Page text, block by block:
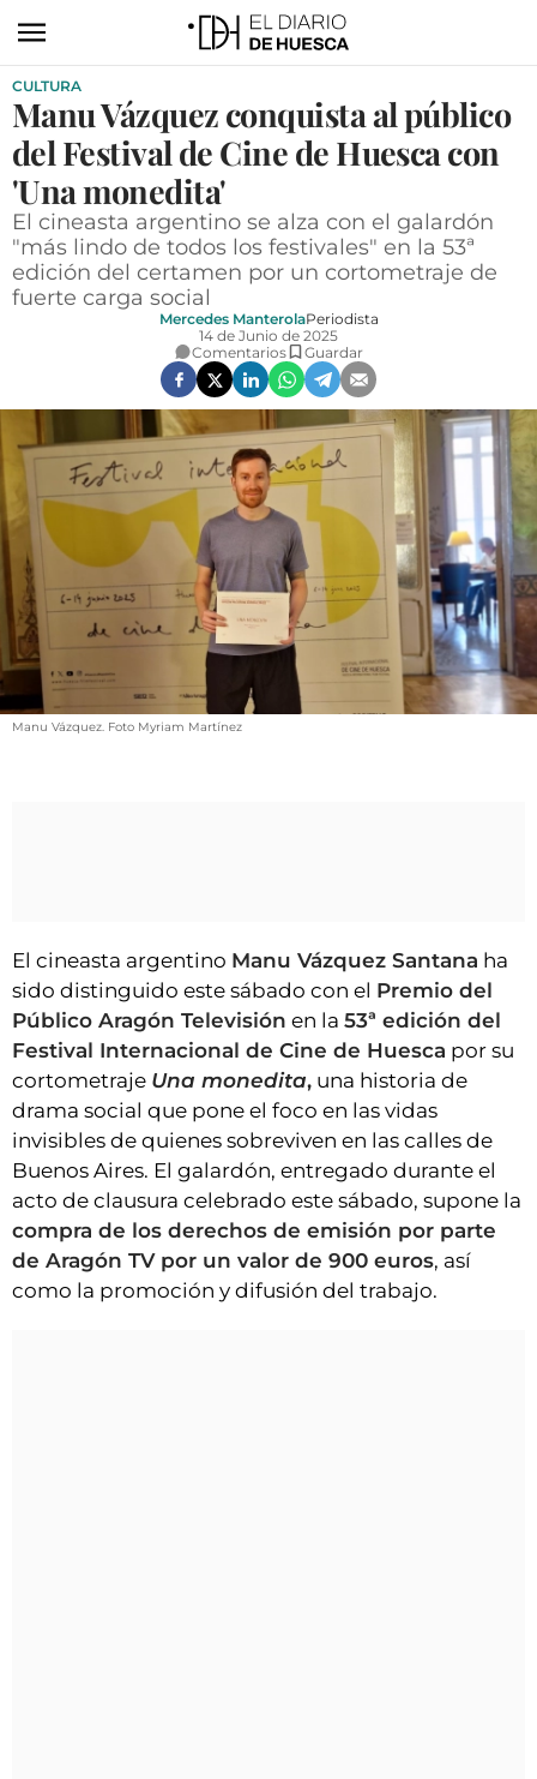
ACTUALIDAD
ECONOMÍA
TECNOLOGÍA
TURISMO
AGROALIMENTACIÓN
SOCIEDAD
OPINIÓN
GALERÍAS
VÍDEOS
CONTACTAR
FIESTAS EN EL ALTO ARAGÓN
FIESTAS DE SAN LORENZO
AGENDA
CLUB
CULTURA
Manu Vázquez conquista al público
del Festival de Cine de Huesca con
'Una monedita'
El cineasta argentino se alza con el galardón
"más lindo de todos los festivales" en la 53ª
edición del certamen por un cortometraje de
fuerte carga social
Mercedes ManterolaPeriodista
14 de Junio de 2025
Comentarios
Guardar
Manu Vázquez. Foto Myriam Martínez
El cineasta argentino Manu Vázquez Santana ha
sido distinguido este sábado con el Premio del
Público Aragón Televisión en la 53ª edición del
Festival Internacional de Cine de Huesca por su
cortometraje Una monedita, una historia de
drama social que pone el foco en las vidas
invisibles de quienes sobreviven en las calles de
Buenos Aires. El galardón, entregado durante el
acto de clausura celebrado este sábado, supone la
compra de los derechos de emisión por parte
de Aragón TV por un valor de 900 euros, así
como la promoción y difusión del trabajo.